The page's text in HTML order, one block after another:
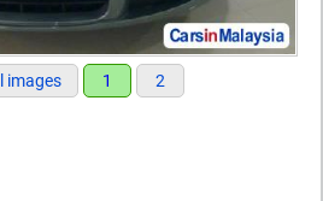
images 1 2